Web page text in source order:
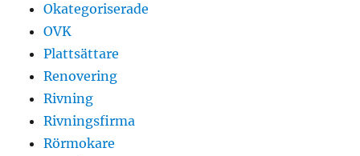
Okategoriserade
OVK
Plattsättare
Renovering
Rivning
Rivningsfirma
Rörmokare